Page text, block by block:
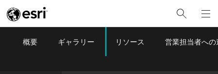
ArcGIS Experience Builder
概要 ギャラリー リソース 営業担当者への